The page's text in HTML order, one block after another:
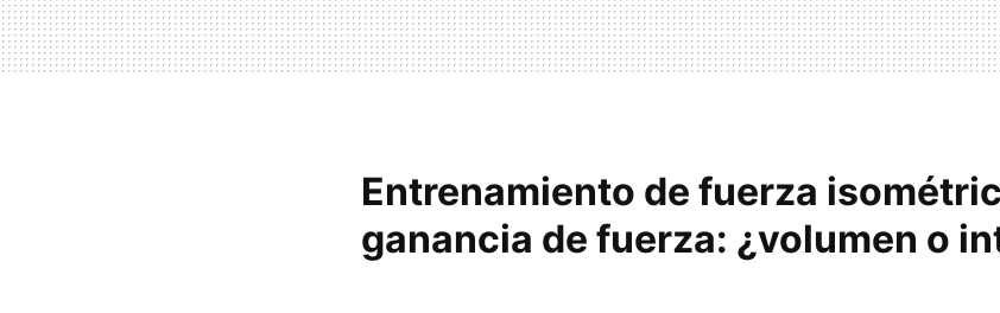
Entrenamiento de fuerza
ganancia de fuerza: ¿volumen o